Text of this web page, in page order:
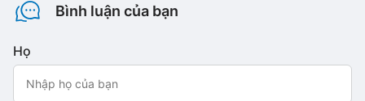
Bình luận của bạn
Họ